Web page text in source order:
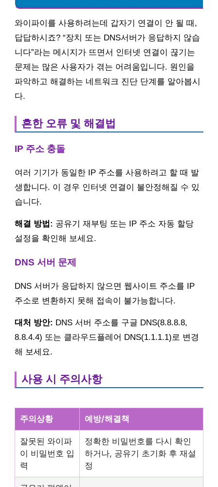
와이파이를 사용하려는데 갑자기 연결이 안 될 때,
답답하시죠? “장치 또는 DNS서버가 응답하지 않습
니다”라는 메시지가 뜨면서 인터넷 연결이 끊기는
문제는 많은 사용자가 겪는 어려움입니다. 원인을
파악하고 해결하는 네트워크 진단 단계를 알아봅시
다.
흔한 오류 및 해결법
IP 주소 충돌
여러 기기가 동일한 IP 주소를 사용하려고 할 때 발
생합니다. 이 경우 인터넷 연결이 불안정해질 수 있
습니다.
해결 방법: 공유기 재부팅 또는 IP 주소 자동 할당
설정을 확인해 보세요.
DNS 서버 문제
DNS 서버가 응답하지 않으면 웹사이트 주소를 IP
주소로 변환하지 못해 접속이 불가능합니다.
대처 방안: DNS 서버 주소를 구글 DNS(8.8.8.8,
8.8.4.4) 또는 클라우드플레어 DNS(1.1.1.1)로 변경
해 보세요.
사용 시 주의사항
주의상황 예방/해결책
잘못된 와이파
이 비밀번호 입
력
정확한 비밀번호를 다시 확인
하거나, 공유기 초기화 후 재설
정